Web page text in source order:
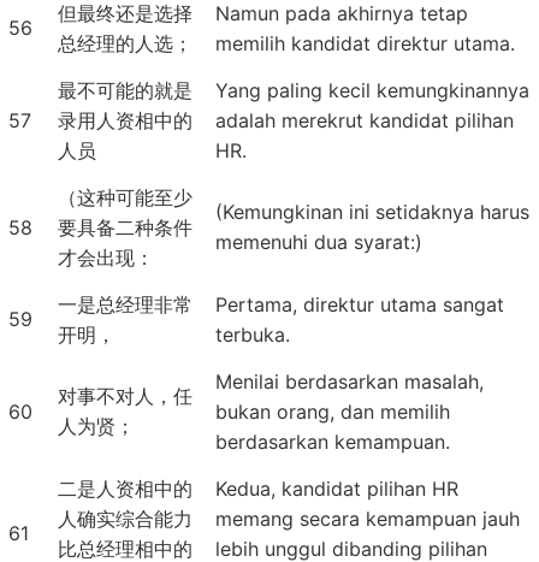
56
但最终还是选择
总经理的人选；
Namun pada akhirnya tetap
memilih kandidat direktur utama.
57
最不可能的就是
录用人资相中的
人员
Yang paling kecil kemungkinannya
adalah merekrut kandidat pilihan
HR.
58
（这种可能至少
要具备二种条件
才会出现：
(Kemungkinan ini setidaknya harus
memenuhi dua syarat:)
59
一是总经理非常
开明，
Pertama, direktur utama sangat
terbuka.
60
对事不对人，任
人为贤；
Menilai berdasarkan masalah,
bukan orang, dan memilih
berdasarkan kemampuan.
61
二是人资相中的
人确实综合能力
比总经理相中的
Kedua, kandidat pilihan HR
memang secara kemampuan jauh
lebih unggul dibanding pilihan